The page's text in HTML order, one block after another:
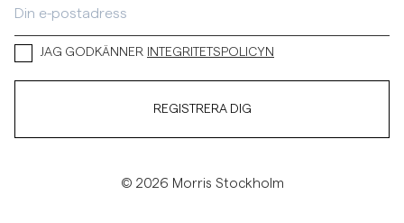
JAG GODKÄNNER INTEGRITETSPOLICYN
REGISTRERA DIG
© 2026 Morris Stockholm